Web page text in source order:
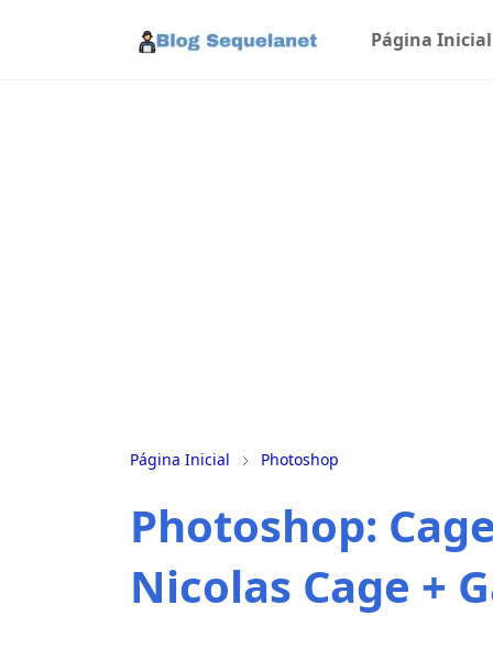
Página Inicial
Página Inicial Photoshop
Photoshop:
Nicolas Cage +